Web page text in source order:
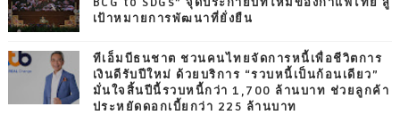
เป้าหมายการพัฒนาที่ยั่งยืน
ทีเอ็มบีธนชาต ชวนคนไทยจัดการหนี้เพื่อชีวิตการ
เงินดีรับปีใหม่ ด้วยบริการ “รวบหนี้เป็นก้อนเดียว”
มั่นใจสิ้นปีนี้รวบหนี้กว่า 1,700 ล้านบาท ช่วยลูกค้า
ประหยัดดอกเบี้ยกว่า 225 ล้านบาท